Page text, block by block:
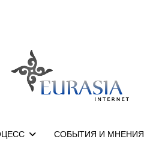
СОБЫТИЯ И МНЕНИЯ